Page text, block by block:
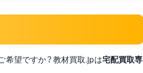
希望ですか？教材買取.jpは宅配買取専